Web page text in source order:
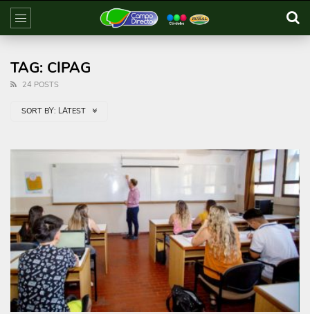
TAG: CIPAG
24 POSTS
SORT BY: LATEST